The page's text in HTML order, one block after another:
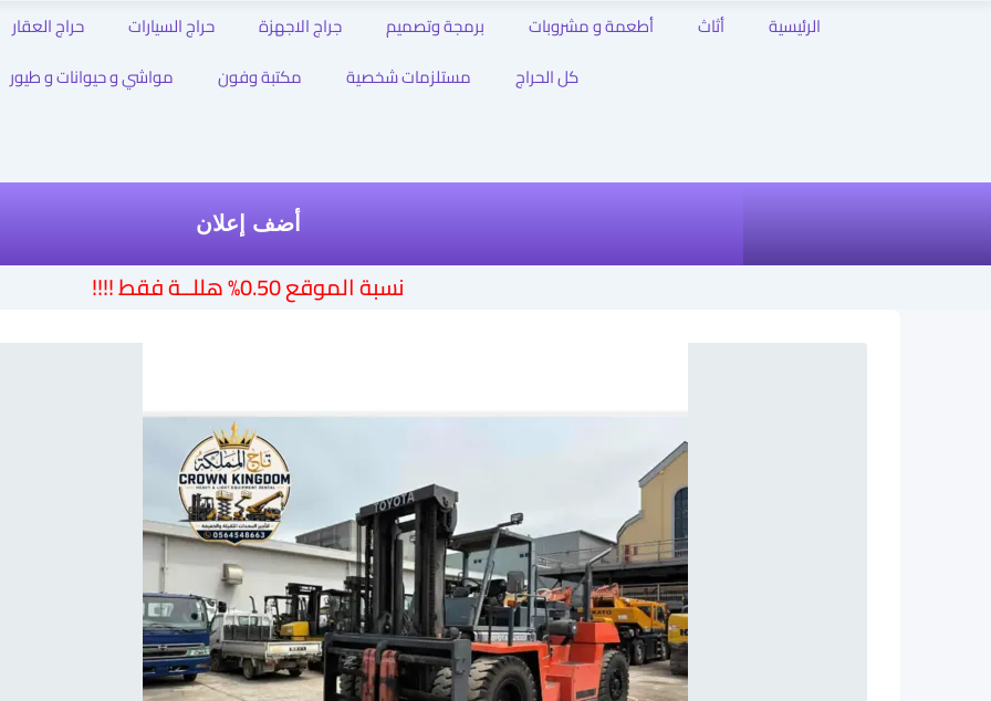
الرئيسية أثاث أطعمة و مشروبات برمجة وتصميم جراج الاجهزة حراج السيارات
حراج العقار
كل الحراج
مستلزمات شخصية مكتبة وفون مواشي و حيوانات و طيور
أضف إعلان
نسبة الموقع 0.50% هللــة فقط !!!!